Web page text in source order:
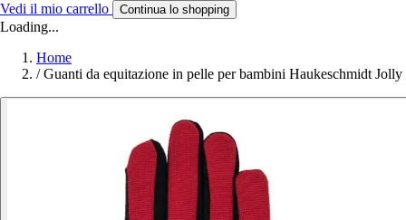
Vedi il mio carrello Continua lo shopping
Loading...
Home
/ Guanti da equitazione in pelle per bambini Haukeschmidt Jolly